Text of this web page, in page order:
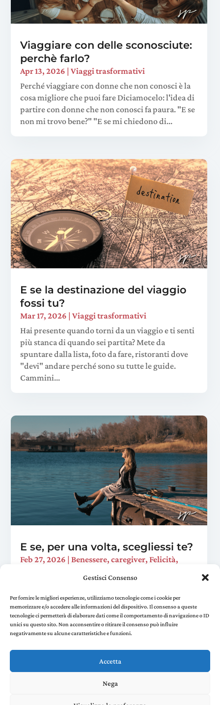
Gestisci Consenso
Per fornire le migliori esperienze, utilizziamo tecnologie come i cookie per
memorizzare e/o accedere alle informazioni del dispositivo. Il consenso a queste
tecnologie ci permetterà di elaborare dati come il comportamento di navigazione o ID
unici su questo sito. Non acconsentire o ritirare il consenso può influire
negativamente su alcune caratteristiche e funzioni.
Accetta
Nega
Viaggiare con delle sconosciute:
perchè farlo?
Apr 13, 2026 |Viaggi trasformativi
Perché viaggiare con donne che non conosci è la
cosa migliore che puoi fare Diciamocelo: l'idea di
partire con donne che non conosci fa paura. "E se
non mi trovo bene?" "E se mi chiedono di...
E se la destinazione del viaggio
fossi tu?
Mar 17, 2026 |Viaggi trasformativi
Hai presente quando torni da un viaggio e ti senti
più stanca di quando sei partita? Mete da
spuntare dalla lista, foto da fare, ristoranti dove
"devi" andare perché sono su tutte le guide.
Cammini...
E se, per una volta, scegliessi te?
Feb 27, 2026 |Benessere,caregiver,Felicità,
la casa, risposto a quella mail che "ci voleva un
attimo". Ti siedi sul divano e realizzi che non hai
fatto una sola cosa per te in tutto il...
and Cookie Policycreated by Environments di